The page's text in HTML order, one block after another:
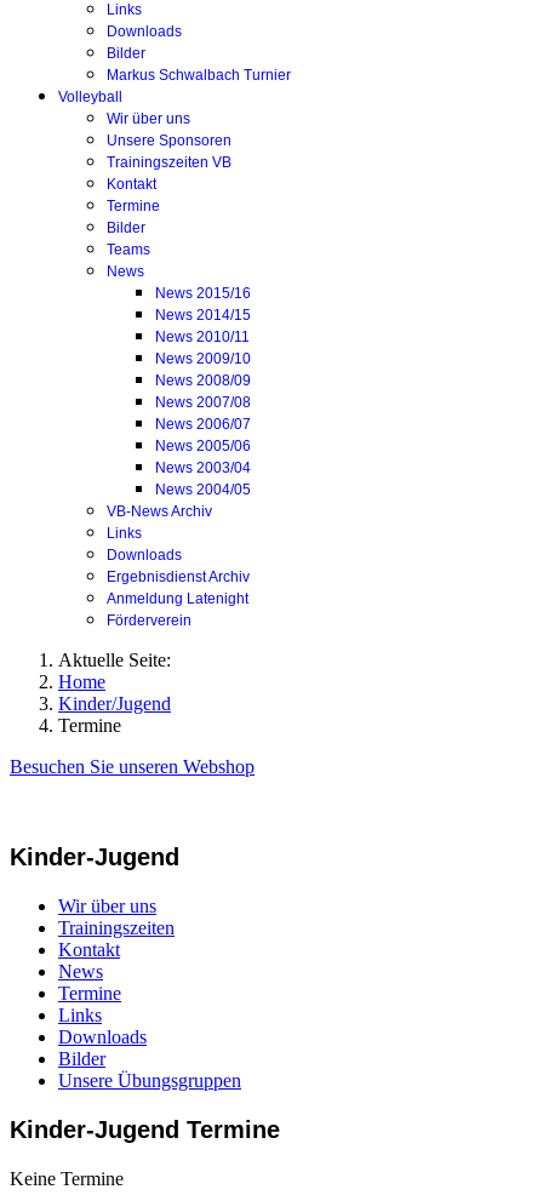
Links
Downloads
Bilder
Markus Schwalbach Turnier
Volleyball
Wir über uns
Unsere Sponsoren
Trainingszeiten VB
Kontakt
Termine
Bilder
Teams
News
News 2015/16
News 2014/15
News 2010/11
News 2009/10
News 2008/09
News 2007/08
News 2006/07
News 2005/06
News 2003/04
News 2004/05
VB-News Archiv
Links
Downloads
Ergebnisdienst Archiv
Anmeldung Latenight
Förderverein
Aktuelle Seite:
Home
Kinder/Jugend
Termine
Besuchen Sie unseren Webshop
Kinder-Jugend
Wir über uns
Trainingszeiten
Kontakt
News
Termine
Links
Downloads
Bilder
Unsere Übungsgruppen
Kinder-Jugend Termine
Keine Termine